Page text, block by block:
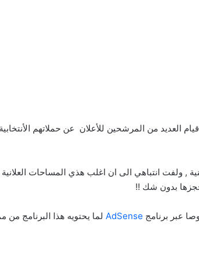
من المرشحين للأعلان عن حملاتهم
, ولفت انتباهي الى ان اغلب هذي المساحات
بدون شك !!
عبر برنامج AdSense لما يحتويه هذا البرنامج من